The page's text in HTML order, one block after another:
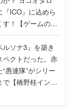
ルソナ3』を築き
クトだった。赤
愚連隊”がシリー
【橋野桂インタ
〜
マンガ『若ゲの